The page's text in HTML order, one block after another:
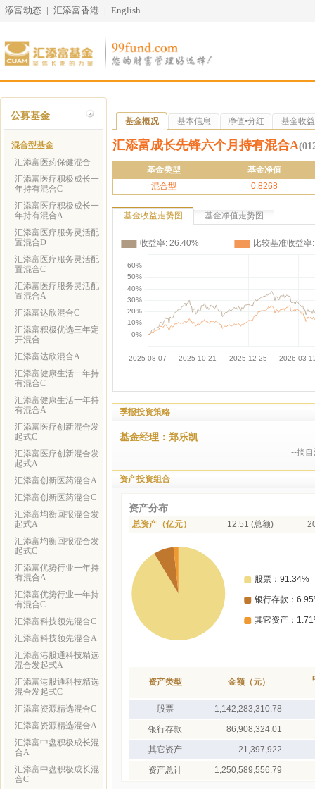
添富动态 | 汇添富香港 | English
公募基金
混合型基金
汇添富医药保健混合
汇添富医疗积极成长一
年持有混合C
汇添富医疗积极成长一
年持有混合A
汇添富医疗服务灵活配
置混合D
汇添富医疗服务灵活配
置混合C
汇添富医疗服务灵活配
置混合A
汇添富达欣混合C
汇添富积极优选三年定
开混合
汇添富达欣混合A
汇添富健康生活一年持
有混合C
汇添富健康生活一年持
有混合A
汇添富医疗创新混合发
起式C
汇添富医疗创新混合发
起式A
汇添富创新医药混合A
汇添富创新医药混合C
汇添富均衡回报混合发
起式A
汇添富均衡回报混合发
起式C
汇添富优势行业一年持
有混合A
汇添富优势行业一年持
有混合C
汇添富科技领先混合C
汇添富科技领先混合A
汇添富港股通科技精选
混合发起式A
汇添富港股通科技精选
混合发起式C
汇添富资源精选混合C
汇添富资源精选混合A
汇添富中盘积极成长混
合A
汇添富中盘积极成长混
合C
基金概况 基本信息 净值•分红 基金收益
汇添富成长先锋六个月持有混合A
基金类型
基金净值
混合型
0.8268
基金收益走势图 基金净值走势图
季报投资策略
基金经理：郑乐凯
--摘
资产投资组合
资产分布
总资产（亿元） 12.51 (总额)
资产类型 金额（元）
股票 1,142,283,310.78
银行存款 86,908,324.01
其它资产 21,397,922
资产总计 1,250,589,556.79